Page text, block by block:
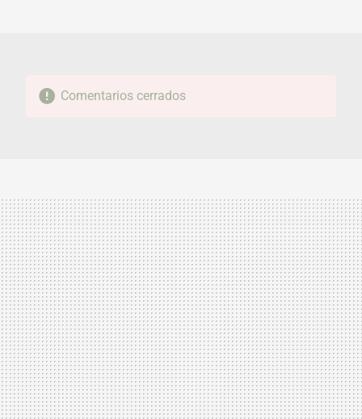
Comentarios cerrados